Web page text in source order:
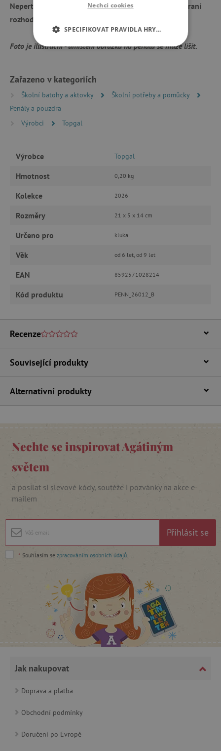
Neperte penál v pračce! Je vyztužen papírem a ten praní
rozhodně nepřežije.
Foto je ilustrační - umístění obrázku na penálu se může lišit.
Zařazeno v kategoriích
Školní batohy a aktovky
Školní potřeby a pomůcky
Penály a pouzdra
Výrobci
Topgal
Výrobce Topgal
Hmotnost 0,20 kg
Kolekce 2026
Rozměry 21 x 5 x 14 cm
Určeno pro kluka
Věk od 6 let, od 9 let
EAN 8592571028214
Kód produktu PENN_26012_B
Recenze
Související produkty
Alternativní produkty
Nechte se inspirovat Agátiným
světem
a posílat si slevové kódy, soutěže i pozvánky na akce e-
mailem
Přihlásit se
* Souhlasím se zpracováním osobních údajů
Jak nakupovat
Doprava a platba
Obchodní podmínky
Doručení po Evropě
Nechci cookies
SPECIFIKOVAT PRAVIDLA HRY…
NEZBYTNĚ NUTNÉ COOKIES
MARKETINGOVÉ COOKIES
FUNKČNÍ SOUBORY
Marketingové cookies
Funkční soubory
Nezbytně nutné soubory cookie umožňují
stránky nelze bez nezbytně nutných souborů
_lb_ccc
CookieScriptConsent
CookieScript
www.agatinsvet.cz
PHPSESSID